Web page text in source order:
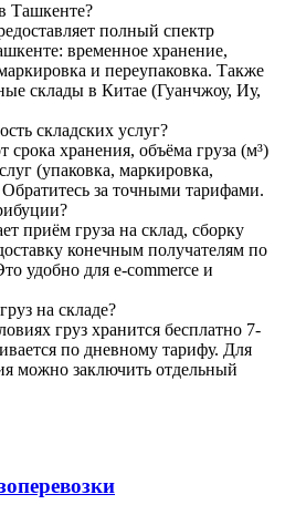
Ташкенте?
полный спектр
временное хранение,
и переупаковка. Также
склады в Китае (Гуанчжоу, Иу,
складских услуг?
срока хранения, объёма груза (м³)
(упаковка, маркировка,
Обратитесь за точными тарифами.
приём груза на склад, сборку
конечным получателям по
удобно для e-commerce и
на складе?
груз хранится бесплатно 7-
по дневному тарифу. Для
можно заключить отдельный